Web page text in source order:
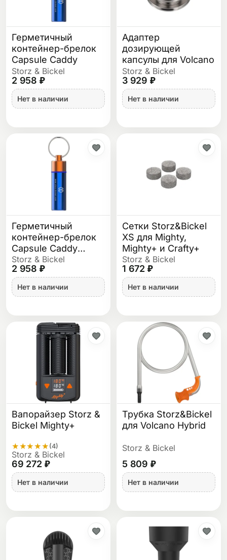
Герметичный
контейнер-брелок
Capsule Caddy
Storz & Bickel
2 958 ₽
Нет в наличии
Адаптер
дозирующей
капсулы для Volcano
Storz & Bickel
3 929 ₽
Нет в наличии
Герметичный
контейнер-брелок
Capsule Caddy
Liquids
Storz & Bickel
2 958 ₽
Нет в наличии
Сетки Storz&Bickel
XS для Mighty,
Mighty+ и Crafty+
Storz & Bickel
1 672 ₽
Нет в наличии
Вапорайзер Storz &
Bickel Mighty+
★★★★★ (4)
Storz & Bickel
69 272 ₽
Нет в наличии
Трубка Storz&Bickel
для Volcano Hybrid
Storz & Bickel
5 809 ₽
Нет в наличии